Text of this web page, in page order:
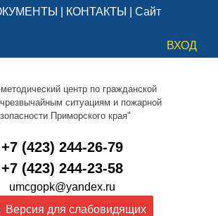
КОНТАКТЫ
Сайт
ВХОД
центр по гражданской
ситуациям и пожарной
Приморского края"
+7 (423) 244-26-79
+7 (423) 244-23-58
umcgopk@yandex.ru
Версия для слабовидящих